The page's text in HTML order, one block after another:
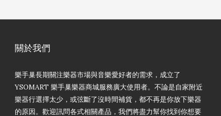
關於我們
樂手巢長期關注樂器市場與音樂愛好者的需求，成立了
YSOMART 樂手巢樂器商城服務廣大使用者。不論是自家附近
樂器行選擇太少，或弦斷了沒時間補貨，都不再是你放下樂器
的原因。歡迎訊問各式相關產品，我們將盡力幫你找到你想要